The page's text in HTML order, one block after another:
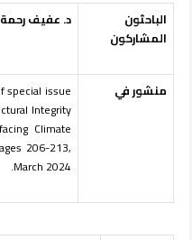
الباحثون
المشاركون
د. عفيف رحمة
منشور في
special issue
Integrity
Climate
206-213,
March 2024.